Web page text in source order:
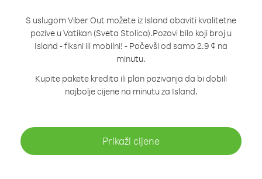
S uslugom Viber Out možete iz Island obaviti kvalitetne
pozive u Vatikan (Sveta Stolica).Pozovi bilo koji broj u
Island - fiksni ili mobilni! - Počevši od samo 2.9 ¢ na
minutu.
Kupite pakete kredita ili plan pozivanja da bi dobili
najbolje cijene na minutu za Island.
Prikaži cijene